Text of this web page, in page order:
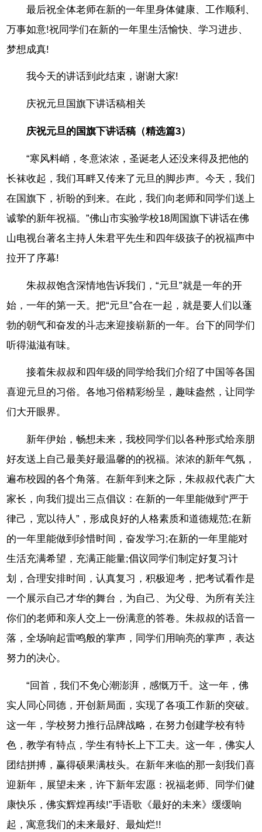
最后祝全体老师在新的一年里身体健康、工作顺利、
万事如意!祝同学们在新的一年里生活愉快、学习进步、
梦想成真!
我今天的讲话到此结束，谢谢大家!
庆祝元旦国旗下讲话稿相关
庆祝元旦的国旗下讲话稿（精选篇3）
“寒风料峭，冬意浓浓，圣诞老人还没来得及把他的
长袜收起，我们耳畔又传来了元旦的脚步声。今天，我们
在国旗下，祈盼的到来。在此，我们向老师和同学们送上
诚挚的新年祝福。”佛山市实验学校18周国旗下讲话在佛
山电视台著名主持人朱君平先生和四年级孩子的祝福声中
拉开了序幕!
朱叔叔饱含深情地告诉我们，“元旦”就是一年的开
始，一年的第一天。把“元旦”合在一起，就是要人们以蓬
勃的朝气和奋发的斗志来迎接崭新的一年。台下的同学们
听得滋滋有味。
接着朱叔叔和四年级的同学给我们介绍了中国等各国
喜迎元旦的习俗。各地习俗精彩纷呈，趣味盎然，让同学
们大开眼界。
新年伊始，畅想未来，我校同学们以各种形式给亲朋
好友送上自己最美好最温馨的的祝福。浓浓的新年气氛，
遍布校园的各个角落。在新年到来之际，朱叔叔代表广大
家长，向我们提出三点倡议：在新的一年里能做到“严于
律己，宽以待人”，形成良好的人格素质和道德规范;在新
的一年里能做到珍惜时间，奋发学习;在新的一年里能对
生活充满希望，充满正能量;倡议同学们制定好复习计
划，合理安排时间，认真复习，积极迎考，把考试看作是
一个展示自己才华的舞台，为自己、为父母、为所有关注
你们的老师和亲人交上一份满意的答卷。朱叔叔的话音一
落，全场响起雷鸣般的掌声，同学们用响亮的掌声，表达
努力的决心。
“回首，我们不免心潮澎湃，感慨万千。这一年，佛
实人同心同德，开创新局面，实现了各项工作新的突破。
这一年，学校努力推行品牌战略，在努力创建学校有特
色，教学有特点，学生有特长上下工夫。这一年，佛实人
团结拼搏，赢得硕果满枝头。在新年来临的那一刻我们喜
迎新年，展望未来，许下新年宏愿：祝福老师、同学们健
康快乐，佛实辉煌再续!”手语歌《最好的未来》缓缓响
起，寓意我们的未来最好、最灿烂!!